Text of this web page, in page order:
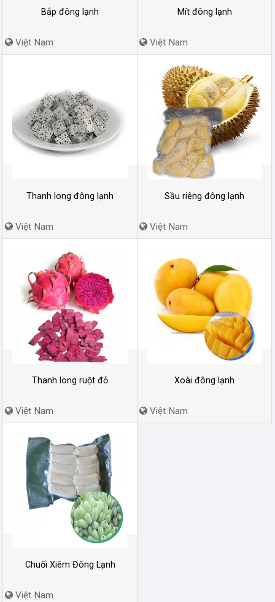
Bắp đông lạnh
Việt Nam
Mít đông lạnh
Việt Nam
Thanh long đông lạnh
Việt Nam
Sầu riêng đông lạnh
Việt Nam
Thanh long ruột đỏ
Việt Nam
Xoài đông lạnh
Việt Nam
Chuối Xiêm Đông Lạnh
Việt Nam